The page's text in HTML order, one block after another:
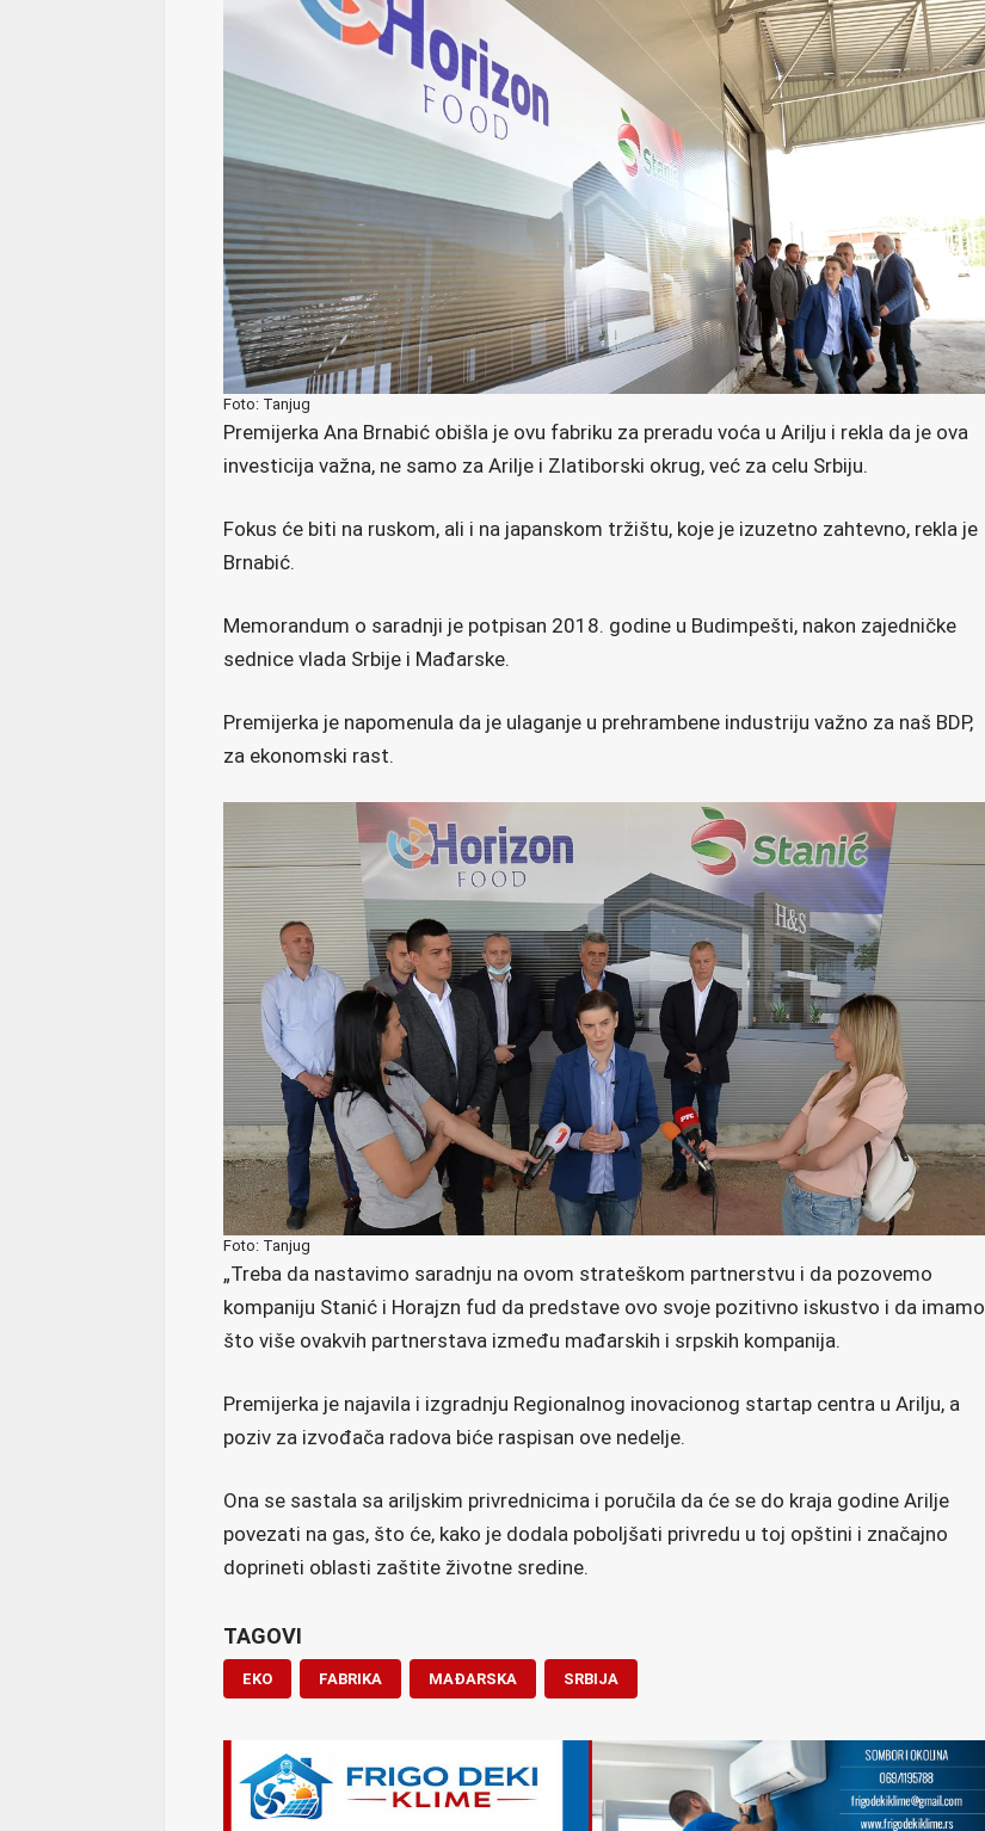
Foto: Tanjug
Premijerka Ana Brnabić obišla je ovu fabriku za preradu voća u Arilju i rekla da je ova
investicija važna, ne samo za Arilje i Zlatiborski okrug, već za celu Srbiju.
Fokus će biti na ruskom, ali i na japanskom tržištu, koje je izuzetno zahtevno, rekla je
Brnabić.
Memorandum o saradnji je potpisan 2018. godine u Budimpešti, nakon zajedničke
sednice vlada Srbije i Mađarske.
Premijerka je napomenula da je ulaganje u prehrambene industriju važno za naš BDP,
za ekonomski rast.
Foto: Tanjug
„Treba da nastavimo saradnju na ovom strateškom partnerstvu i da pozovemo
kompaniju Stanić i Horajzn fud da predstave ovo svoje pozitivno iskustvo i da imamo
što više ovakvih partnerstava između mađarskih i srpskih kompanija.
Premijerka je najavila i izgradnju Regionalnog inovacionog startap centra u Arilju, a
poziv za izvođača radova biće raspisan ove nedelje.
Ona se sastala sa ariljskim privrednicima i poručila da će se do kraja godine Arilje
povezati na gas, što će, kako je dodala poboljšati privredu u toj opštini i značajno
doprineti oblasti zaštite životne sredine.
TAGOVI
EKO FABRIKA MAĐARSKA SRBIJA